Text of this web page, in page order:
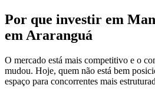
Por que investir em
em Araranguá
O mercado está mais competitivo e o
mudou. Hoje, quem não está bem
espaço para concorrentes mais